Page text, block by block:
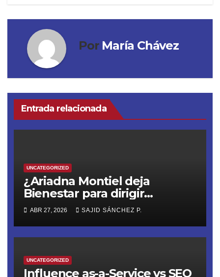
Por María Chávez
Entrada relacionada
UNCATEGORIZED
¿Ariadna Montiel deja
Bienestar para dirigir
Morena? Sheinbaum rompe
el silencio sobre los
reacomodos en la cúpula de
ABR 27, 2026 SAJID SÁNCHEZ P.
UNCATEGORIZED
Influence as-a-Service vs SEO